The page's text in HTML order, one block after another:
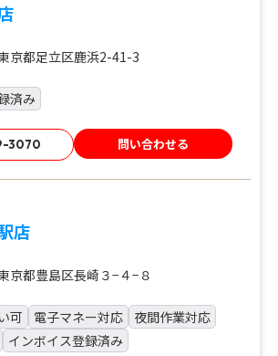
都足立区鹿浜2-41-3
済み
3070 問い合わせる
店
都豊島区長崎３−４−８
可 電子マネー対応
夜間作業対応
インボイス登録済み